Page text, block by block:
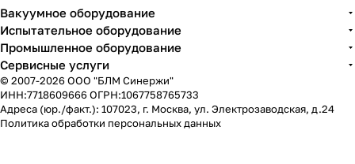
Вакуумное оборудование
Испытательное оборудование
Промышленное оборудование
Сервисные услуги
© 2007-2026 ООО "БЛМ Синержи"
ИНН:7718609666 ОГРН:1067758765733
Адреса (юр./факт.): 107023, г. Москва, ул. Электрозаводская, д.24
Политика обработки персональных данных